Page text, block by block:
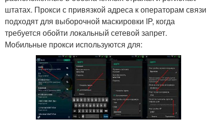
штатах. Прокси с привязкой адреса к операторам связи
подходят для выборочной маскировки IP, когда
требуется обойти локальный сетевой запрет.
Мобильные прокси используются для: